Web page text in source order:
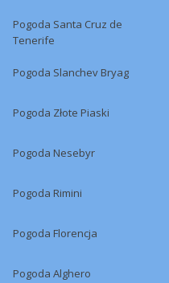
Pogoda Santa Cruz de
Tenerife
Pogoda Slanchev Bryag
Pogoda Złote Piaski
Pogoda Nesebyr
Pogoda Rimini
Pogoda Florencja
Pogoda Alghero